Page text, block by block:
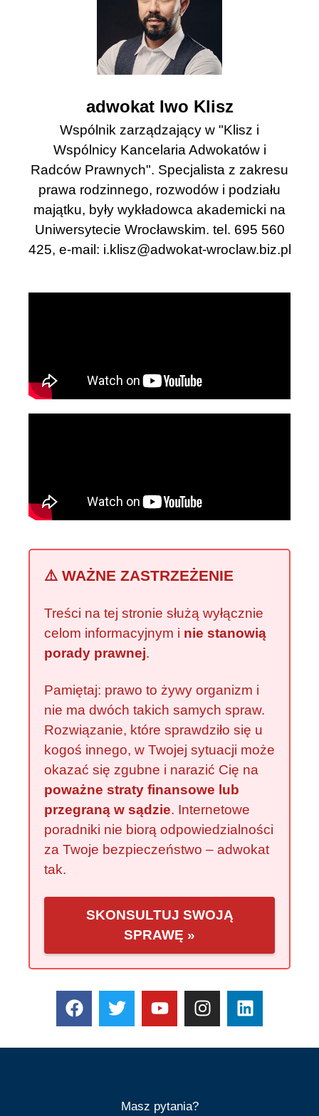
adwokat Iwo Klisz
Wspólnik zarządzający w "Klisz i
Wspólnicy Kancelaria Adwokatów i
Radców Prawnych". Specjalista z zakresu
prawa rodzinnego, rozwodów i podziału
majątku, były wykładowca akademicki na
Uniwersytecie Wrocławskim. tel. 695 560
425, e-mail: i.klisz@adwokat-wroclaw.biz.pl
⚠️ WAŻNE ZASTRZEŻENIE
Treści na tej stronie służą wyłącznie
celom informacyjnym i nie stanowią
porady prawnej.
Pamiętaj: prawo to żywy organizm i
nie ma dwóch takich samych spraw.
Rozwiązanie, które sprawdziło się u
kogoś innego, w Twojej sytuacji może
okazać się zgubne i narazić Cię na
poważne straty finansowe lub
przegraną w sądzie. Internetowe
poradniki nie biorą odpowiedzialności
za Twoje bezpieczeństwo – adwokat
tak.
SKONSULTUJ SWOJĄ
SPRAWĘ »
Masz pytania?